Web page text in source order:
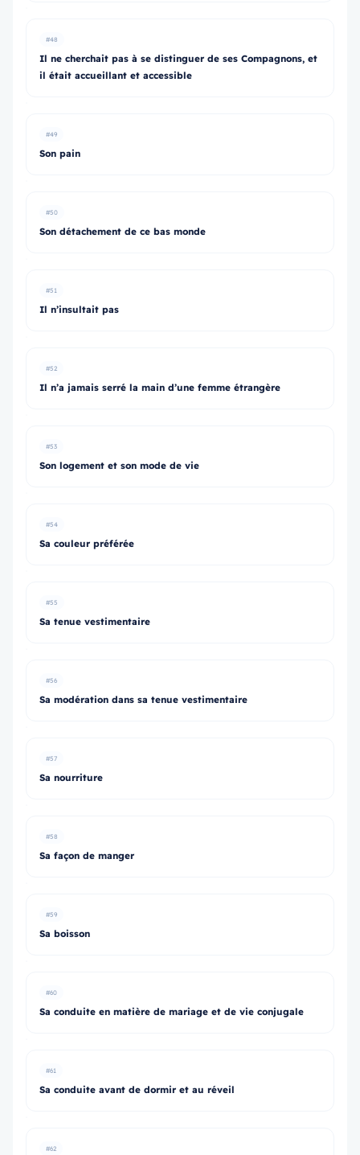
#48
Il ne cherchait pas à se distinguer de ses Compagnons, et
il était accueillant et accessible
#49
Son pain
#50
Son détachement de ce bas monde
#51
Il n’insultait pas
#52
Il n’a jamais serré la main d’une femme étrangère
#53
Son logement et son mode de vie
#54
Sa couleur préférée
#55
Sa tenue vestimentaire
#56
Sa modération dans sa tenue vestimentaire
#57
Sa nourriture
#58
Sa façon de manger
#59
Sa boisson
#60
Sa conduite en matière de mariage et de vie conjugale
#61
Sa conduite avant de dormir et au réveil
#62